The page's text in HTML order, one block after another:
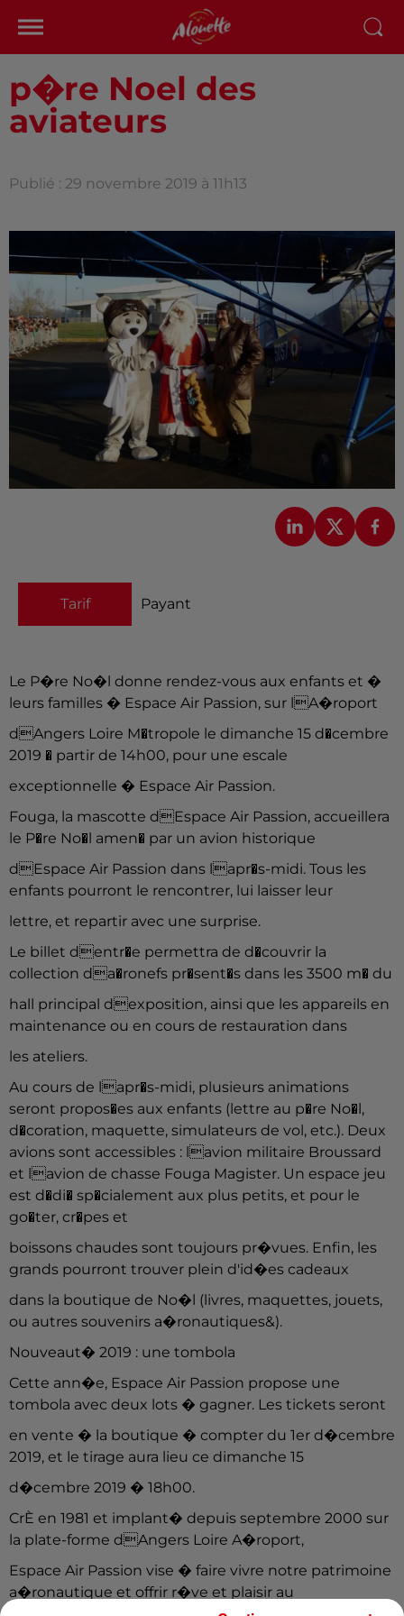
p�re Noel des
aviateurs
Publié : 29 novembre 2019 à 11h13
Tarif Payant
Le P�re No�l donne rendez-vous aux enfants et �
leurs familles � Espace Air Passion, sur lA�roport
dAngers Loire M�tropole le dimanche 15 d�cembre
2019 � partir de 14h00, pour une escale
exceptionnelle � Espace Air Passion.
Fouga, la mascotte dEspace Air Passion, accueillera
le P�re No�l amen� par un avion historique
dEspace Air Passion dans lapr�s-midi. Tous les
enfants pourront le rencontrer, lui laisser leur
lettre, et repartir avec une surprise.
Le billet dentr�e permettra de d�couvrir la
collection da�ronefs pr�sent�s dans les 3500 m� du
hall principal dexposition, ainsi que les appareils en
maintenance ou en cours de restauration dans
les ateliers.
Au cours de lapr�s-midi, plusieurs animations
seront propos�es aux enfants (lettre au p�re No�l,
d�coration, maquette, simulateurs de vol, etc.). Deux
avions sont accessibles : lavion militaire Broussard
et lavion de chasse Fouga Magister. Un espace jeu
est d�di� sp�cialement aux plus petits, et pour le
go�ter, cr�pes et
boissons chaudes sont toujours pr�vues. Enfin, les
grands pourront trouver plein d'id�es cadeaux
dans la boutique de No�l (livres, maquettes, jouets,
ou autres souvenirs a�ronautiques&).
Nouveaut� 2019 : une tombola
Cette ann�e, Espace Air Passion propose une
tombola avec deux lots � gagner. Les tickets seront
en vente � la boutique � compter du 1er d�cembre
2019, et le tirage aura lieu ce dimanche 15
d�cembre 2019 � 18h00.
CrÈ en 1981 et implant� depuis septembre 2000 sur
la plate-forme dAngers Loire A�roport,
Espace Air Passion vise � faire vivre notre patrimoine
a�ronautique et offrir r�ve et plaisir au